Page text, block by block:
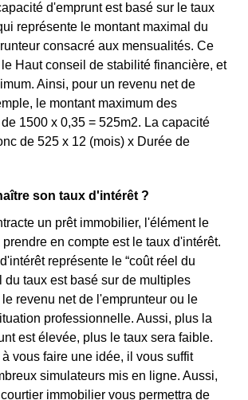
d'emprunt est basé sur le taux
représente le montant maximal du
consacré aux mensualités. Ce
Haut conseil de stabilité financière, et
Ainsi, pour un revenu net de
le montant maximum des
1500 x 0,35 = 525m2. La capacité
de 525 x 12 (mois) x Durée de
son taux d'intérêt ?
un prêt immobilier, l'élément le
en compte est le taux d'intérêt.
représente le “coût réel du
du taux est basé sur de multiples
revenu net de l'emprunteur ou le
professionnelle. Aussi, plus la
est élevée, plus le taux sera faible.
vous faire une idée, il vous suffit
simulateurs mis en ligne. Aussi,
immobilier vous permettra de